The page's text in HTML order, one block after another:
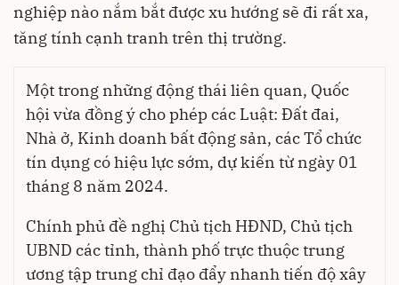
nghiệp nào nắm bắt được xu hướng sẽ đi rất xa,
tăng tính cạnh tranh trên thị trường.
Một trong những động thái liên quan, Quốc
hội vừa đồng ý cho phép các Luật: Đất đai,
Nhà ở, Kinh doanh bất động sản, các Tổ chức
tín dụng có hiệu lực sớm, dự kiến từ ngày 01
tháng 8 năm 2024.
Chính phủ đề nghị Chủ tịch HĐND, Chủ tịch
UBND các tỉnh, thành phố trực thuộc trung
ương tập trung chỉ đạo đẩy nhanh tiến độ xây